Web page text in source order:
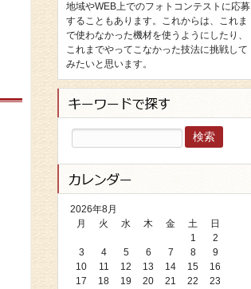
地域やWEB上でのフォトコンテストに応募
することもあります。これからは、これま
で使わなかった機材を使うようにしたり、
これまでやってこなかった技法に挑戦して
みたいと思います。
検
索:
2026年8月
月
火 水 木 金 土
日
1
2
3
4 5 6 7 8
9
10
11 12 13 14 15
16
17
18 19 20 21 22
23